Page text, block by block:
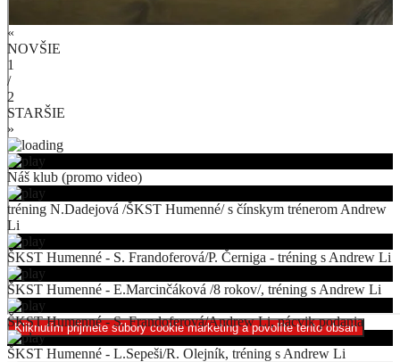
Kliknutím prijmete súbory cookie marketing a povolíte tento obsah
«
NOVŠIE
1
/
2
STARŠIE
»
Náš klub (promo video)
tréning N.Dadejová /ŠKST Humenné/ s čínskym trénerom Andrew
Li
ŠKST Humenné - S. Frandoferová/P. Černiga - tréning s Andrew Li
ŠKST Humenné - E.Marcinčáková /8 rokov/, tréning s Andrew Li
ŠKST Humenné - S. Frandoferová/Andrew Li, nácvik podania
ŠKST Humenné - L.Sepeši/R. Olejník, tréning s Andrew Li